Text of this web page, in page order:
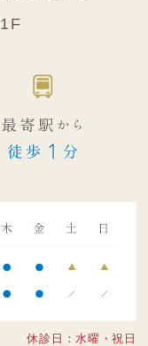
休診日：水曜・祝日